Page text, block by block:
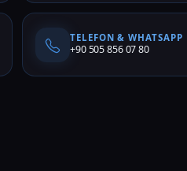
TELEFON & WHATSAPP
+90 505 856 07 80